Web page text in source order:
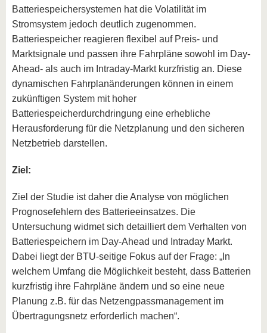
Batteriespeichersystemen hat die Volatilität im
Stromsystem jedoch deutlich zugenommen.
Batteriespeicher reagieren flexibel auf Preis- und
Marktsignale und passen ihre Fahrpläne sowohl im Day-
Ahead- als auch im Intraday-Markt kurzfristig an. Diese
dynamischen Fahrplanänderungen können in einem
zukünftigen System mit hoher
Batteriespeicherdurchdringung eine erhebliche
Herausforderung für die Netzplanung und den sicheren
Netzbetrieb darstellen.
Ziel:
Ziel der Studie ist daher die Analyse von möglichen
Prognosefehlern des Batterieeinsatzes. Die
Untersuchung widmet sich detailliert dem Verhalten von
Batteriespeichern im Day-Ahead und Intraday Markt.
Dabei liegt der BTU-seitige Fokus auf der Frage: „In
welchem Umfang die Möglichkeit besteht, dass Batterien
kurzfristig ihre Fahrpläne ändern und so eine neue
Planung z.B. für das Netzengpassmanagement im
Übertragungsnetz erforderlich machen“.